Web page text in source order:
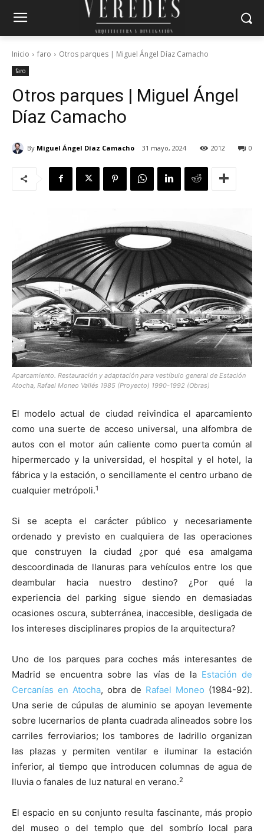
Inicio faro Otros parques | Miguel Ángel Díaz Camacho
faro
Otros parques | Miguel Ángel
Díaz Camacho
By Miguel Ángel Díaz Camacho 31 mayo, 2024 0
2012
Aparcamiento. Restauración y adaptación para vestíbulo general de Estación
Atocha, Rafael Moneo Vallés 1985 (Proyecto) 1990-1992 (Obras)
El modelo actual de ciudad reivindica el aparcamiento
como una suerte de acceso universal, una alfombra de
autos con el motor aún caliente como puerta común al
hipermercado y la universidad, el hospital y el hotel, la
fábrica y la estación, o sencillamente el centro urbano de
cualquier metrópoli.1
Si se acepta el carácter público y necesariamente
ordenado y previsto en cualquiera de las operaciones
que construyen la ciudad ¿por qué esa amalgama
descoordinada de llanuras para vehículos entre los que
deambular hacia nuestro destino? ¿Por qué la
experiencia del parking sigue siendo en demasiadas
ocasiones oscura, subterránea, inaccesible, desligada de
los intereses disciplinares propios de la arquitectura?
Uno de los parques para coches más interesantes de
Madrid se encuentra sobre las vías de la Estación de
Cercanías en Atocha, obra de Rafael Moneo (1984-92).
Una serie de cúpulas de aluminio se apoyan levemente
sobre lucernarios de planta cuadrada alineados sobre los
carriles ferroviarios; los tambores de ladrillo organizan
las plazas y permiten ventilar e iluminar la estación
inferior, al tiempo que introducen columnas de agua de
lluvia o fanales de luz natural en verano.2
El espacio en su conjunto resulta fascinante, más propio
del museo o del templo que del sombrío local para